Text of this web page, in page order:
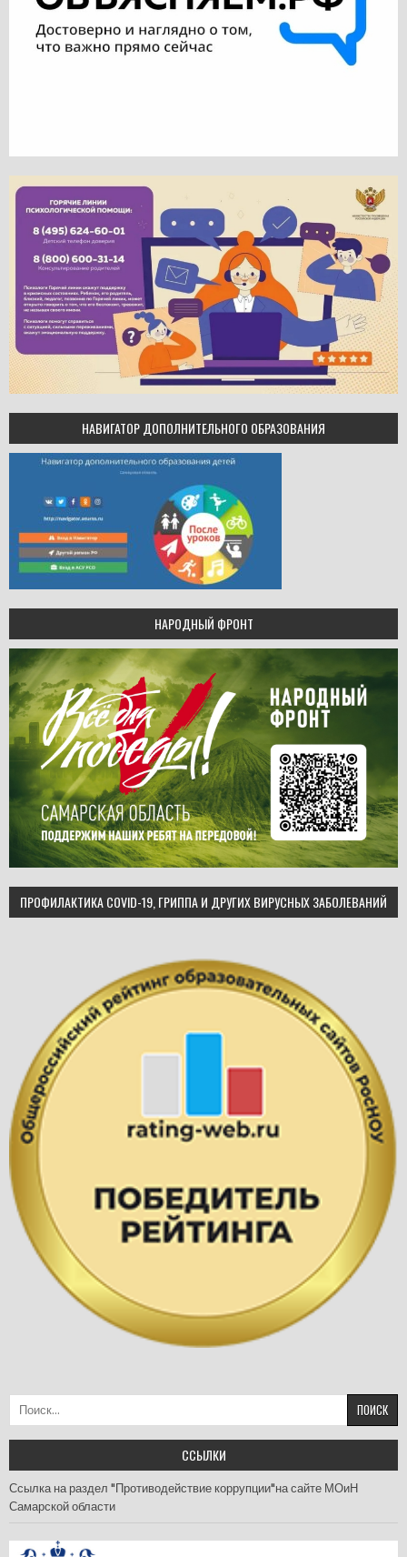
НАВИГАТОР ДОПОЛНИТЕЛЬНОГО ОБРАЗОВАНИЯ
НАРОДНЫЙ ФРОНТ
ПРОФИЛАКТИКА COVID-19, ГРИППА И ДРУГИХ ВИРУСНЫХ ЗАБОЛЕВАНИЙ
Найти:
ССЫЛКИ
Ссылка на раздел "Противодействие коррупции"на сайте МОиН
Самарской области